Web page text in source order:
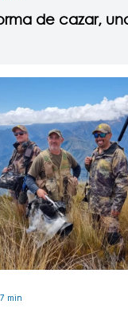
de cazar,
7 min